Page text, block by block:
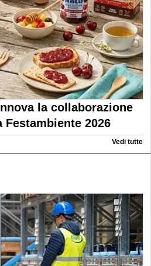
la collaborazione
Festambiente 2026
Vedi tutte